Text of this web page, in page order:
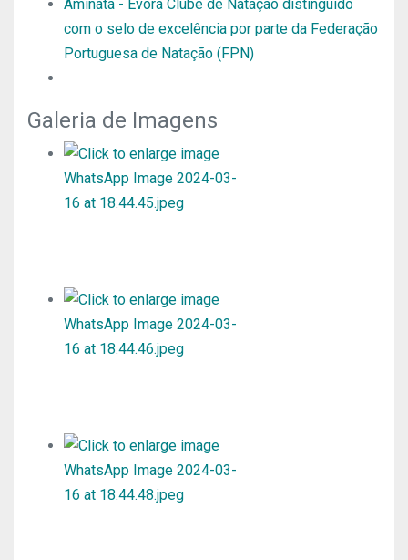
Aminata - Évora Clube de Natação distinguido
com o selo de excelência por parte da Federação
Portuguesa de Natação (FPN)
Galeria de Imagens